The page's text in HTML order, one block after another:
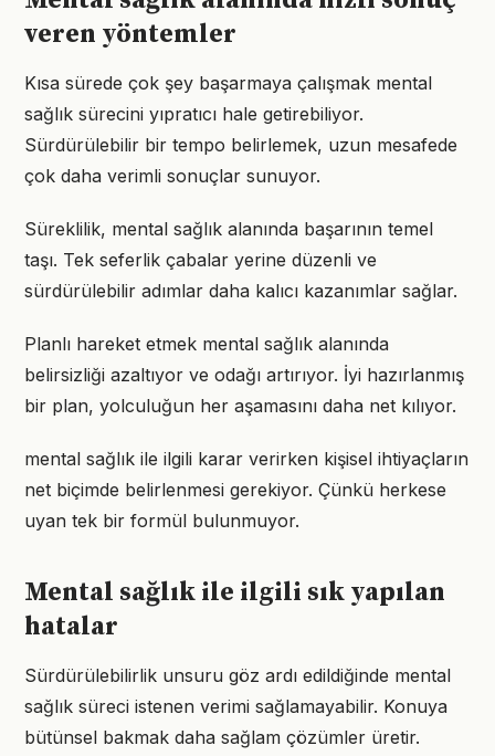
veren yöntemler
Kısa sürede çok şey başarmaya çalışmak mental
sağlık sürecini yıpratıcı hale getirebiliyor.
Sürdürülebilir bir tempo belirlemek, uzun mesafede
çok daha verimli sonuçlar sunuyor.
Süreklilik, mental sağlık alanında başarının temel
taşı. Tek seferlik çabalar yerine düzenli ve
sürdürülebilir adımlar daha kalıcı kazanımlar sağlar.
Planlı hareket etmek mental sağlık alanında
belirsizliği azaltıyor ve odağı artırıyor. İyi hazırlanmış
bir plan, yolculuğun her aşamasını daha net kılıyor.
mental sağlık ile ilgili karar verirken kişisel ihtiyaçların
net biçimde belirlenmesi gerekiyor. Çünkü herkese
uyan tek bir formül bulunmuyor.
Mental sağlık ile ilgili sık yapılan
hatalar
Sürdürülebilirlik unsuru göz ardı edildiğinde mental
sağlık süreci istenen verimi sağlamayabilir. Konuya
bütünsel bakmak daha sağlam çözümler üretir.